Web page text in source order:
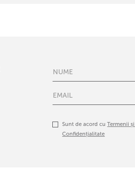
Sunt de acord cuTermenii
Confidențialitate